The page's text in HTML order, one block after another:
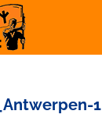
1